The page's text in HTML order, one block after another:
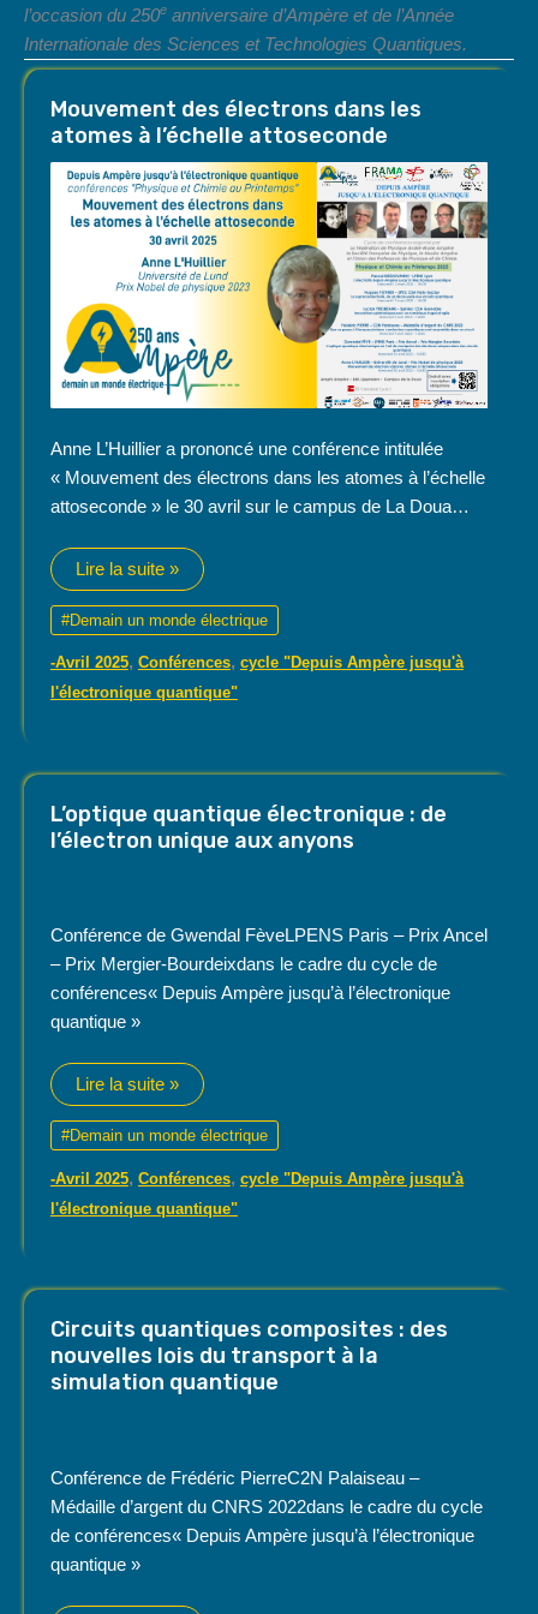
l’occasion du 250e anniversaire d’Ampère et de l’Année
Internationale des Sciences et Technologies Quantiques.
Mouvement des électrons dans les
atomes à l’échelle attoseconde
Anne L’Huillier a prononcé une conférence intitulée
« Mouvement des électrons dans les atomes à l’échelle
attoseconde » le 30 avril sur le campus de La Doua…
Mouvement
électrons
dans
les
atomes
à
l’échelle
attoseconde
Lire la suite »
#Demain un monde électrique
-Avril 2025, Conférences, cycle "Depuis Ampère jusqu'à
l'électronique quantique"
L’optique quantique électronique : de
l’électron unique aux anyons
Conférence de Gwendal FèveLPENS Paris – Prix Ancel
– Prix Mergier-Bourdeixdans le cadre du cycle de
conférences« Depuis Ampère jusqu’à l’électronique
quantique »
L’optique
quantique
électronique
:
de
l’électron
unique
aux
anyons
Lire la suite »
#Demain un monde électrique
-Avril 2025, Conférences, cycle "Depuis Ampère jusqu'à
l'électronique quantique"
Circuits quantiques composites : des
nouvelles lois du transport à la
simulation quantique
Conférence de Frédéric PierreC2N Palaiseau –
Médaille d’argent du CNRS 2022dans le cadre du cycle
de conférences« Depuis Ampère jusqu’à l’électronique
quantique »